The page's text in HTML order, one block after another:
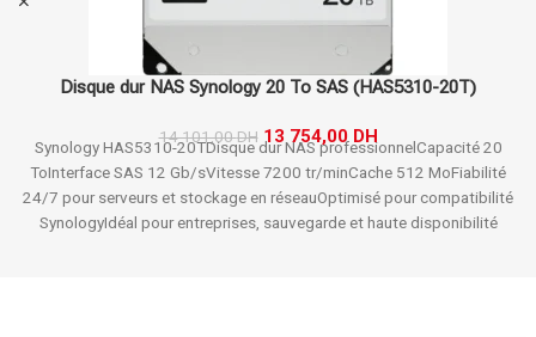
Disque dur SSD Micron 256Go M.2 NVMe 2230
780,00
Micron SSD 256Go.Format M.2 NVMe 2230.Ultra compact.
Performances stables.Faible consommation.Idéal ultrabooks et mini-
PC.